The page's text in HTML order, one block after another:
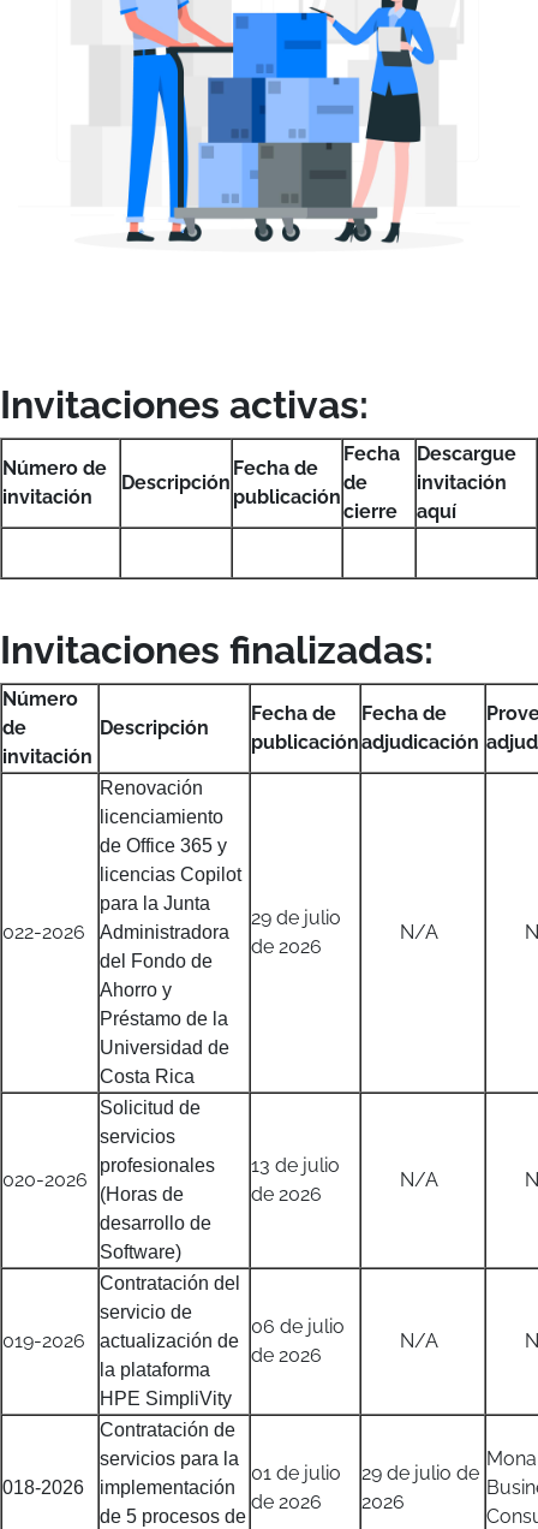
Invitaciones activas:
Número de
invitación
Descripción
Fecha de
publicación
Fecha
de
cierre
Descargue
invitación
aquí
Invitaciones finalizadas:
Número
de
invitación
Descripción
Fecha de
publicación
Fecha de
adjudicación
022-2026
Renovación
licenciamiento
de Office 365 y
licencias Copilot
para la Junta
Administradora
del Fondo de
Ahorro y
Préstamo de la
Universidad de
Costa Rica
29 de julio
de 2026
N/A
020-2026
Solicitud de
servicios
profesionales
(Horas de
desarrollo de
Software)
13 de julio
de 2026
N/A
019-2026
Contratación del
servicio de
actualización de
la plataforma
HPE SimpliVity
06 de julio
de 2026
N/A
018-2026
Contratación de
servicios para la
implementación
de 5 procesos de
01 de julio
de 2026
29 de julio de
2026